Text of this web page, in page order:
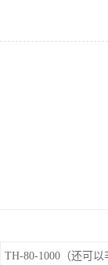
TH-80-1000（还可以